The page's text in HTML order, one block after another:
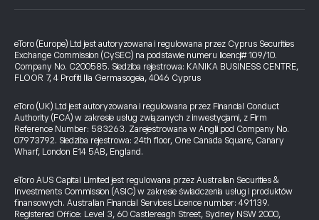
eToro (Europe) Ltd jest autoryzowana i regulowana przez Cyprus Securities
Exchange Commission (CySEC) na podstawie numeru licencji# 109/10.
Company No. C200585. Siedziba rejestrowa: KANIKA BUSINESS CENTRE,
FLOOR 7, 4 Profiti Ilia Germasogeia, 4046 Cyprus
eToro (UK) Ltd jest autoryzowana i regulowana przez Financial Conduct
Authority (FCA) w zakresie usług związanych z inwestycjami, z Firm
Reference Number: 583263. Zarejestrowana w Anglii pod Company No.
07973792. Siedziba rejestrowa: 24th floor, One Canada Square, Canary
Wharf, London E14 5AB, England.
eToro AUS Capital Limited jest regulowana przez Australian Securities &
Investments Commission (ASIC) w zakresie świadczenia usług i produktów
finansowych. Australian Financial Services Licence number: 491139.
Registered Office: Level 3, 60 Castlereagh Street, Sydney NSW 2000,